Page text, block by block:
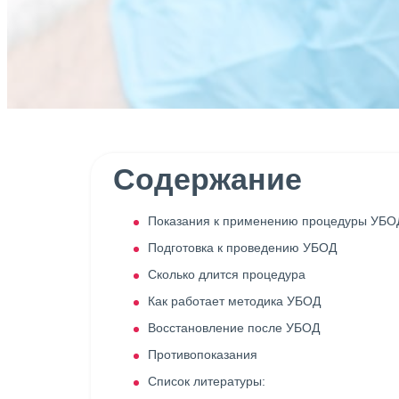
Содержание
Показания к применению процедуры
Подготовка к проведению УБОД
Сколько длится процедура
Как работает методика УБОД
Восстановление после УБОД
Противопоказания
Список литературы: